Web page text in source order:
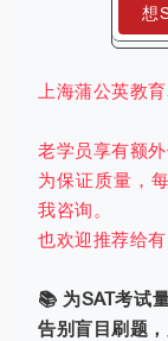
想
上海蒲公英教
老学员享有额外
为保证质量，
我咨询。
也欢迎推荐给
📚 为SAT考试
告别盲目刷题